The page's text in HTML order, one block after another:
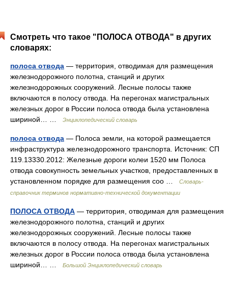
Смотреть что такое "ПОЛОСА ОТВОДА" в других
словарях:
полоса отвода — территория, отводимая для размещения
железнодорожного полотна, станций и других
железнодорожных сооружений. Лесные полосы также
включаются в полосу отвода. На перегонах магистральных
железных дорог в России полоса отвода была установлена
шириной… …
Энциклопедический словарь
полоса отвода — Полоса земли, на которой размещается
инфраструктура железнодорожного транспорта. Источник: СП
119.13330.2012: Железные дороги колеи 1520 мм Полоса
отвода совокупность земельных участков, предоставленных в
установленном порядке для размещения соо …
Словарь-
справочник терминов нормативно-технической документации
ПОЛОСА ОТВОДА — территория, отводимая для размещения
железнодорожного полотна, станций и других
железнодорожных сооружений. Лесные полосы также
включаются в полосу отвода. На перегонах магистральных
железных дорог в России полоса отвода была установлена
шириной… …
Большой Энциклопедический словарь